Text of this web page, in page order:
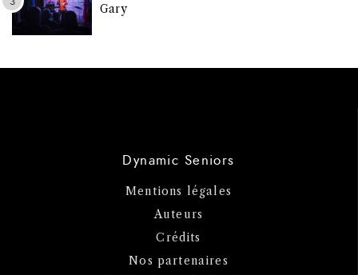
Gary
Dynamic Seniors
Mentions légales
Auteurs
Crédits
Nos partenaires